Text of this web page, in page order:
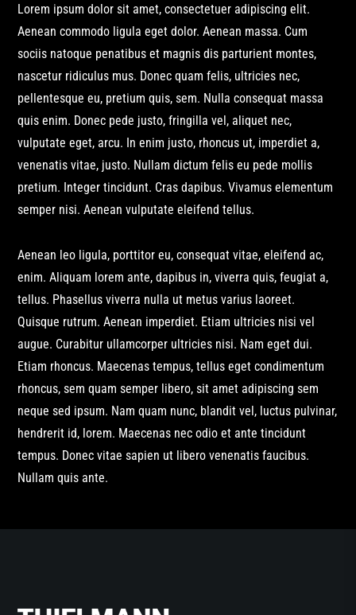
Lorem ipsum dolor sit amet, consectetuer adipiscing elit.
Aenean commodo ligula eget dolor. Aenean massa. Cum
sociis natoque penatibus et magnis dis parturient montes,
nascetur ridiculus mus. Donec quam felis, ultricies nec,
pellentesque eu, pretium quis, sem. Nulla consequat massa
quis enim. Donec pede justo, fringilla vel, aliquet nec,
vulputate eget, arcu. In enim justo, rhoncus ut, imperdiet a,
venenatis vitae, justo. Nullam dictum felis eu pede mollis
pretium. Integer tincidunt. Cras dapibus. Vivamus elementum
semper nisi. Aenean vulputate eleifend tellus.
Aenean leo ligula, porttitor eu, consequat vitae, eleifend ac,
enim. Aliquam lorem ante, dapibus in, viverra quis, feugiat a,
tellus. Phasellus viverra nulla ut metus varius laoreet.
Quisque rutrum. Aenean imperdiet. Etiam ultricies nisi vel
augue. Curabitur ullamcorper ultricies nisi. Nam eget dui.
Etiam rhoncus. Maecenas tempus, tellus eget condimentum
rhoncus, sem quam semper libero, sit amet adipiscing sem
neque sed ipsum. Nam quam nunc, blandit vel, luctus pulvinar,
hendrerit id, lorem. Maecenas nec odio et ante tincidunt
tempus. Donec vitae sapien ut libero venenatis faucibus.
Nullam quis ante.